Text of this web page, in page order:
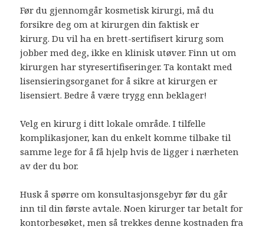
Før du gjennomgår kosmetisk kirurgi, må du
forsikre deg om at kirurgen din faktisk er
kirurg. Du vil ha en brett-sertifisert kirurg som
jobber med deg, ikke en klinisk utøver. Finn ut om
kirurgen har styresertifiseringer. Ta kontakt med
lisensieringsorganet for å sikre at kirurgen er
lisensiert. Bedre å være trygg enn beklager!
Velg en kirurg i ditt lokale område. I tilfelle
komplikasjoner, kan du enkelt komme tilbake til
samme lege for å få hjelp hvis de ligger i nærheten
av der du bor.
Husk å spørre om konsultasjonsgebyr før du går
inn til din første avtale. Noen kirurger tar betalt for
kontorbesøket, men så trekkes denne kostnaden fra